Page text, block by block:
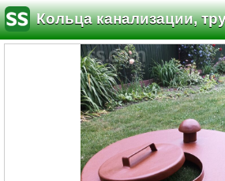
Кольца канализации,